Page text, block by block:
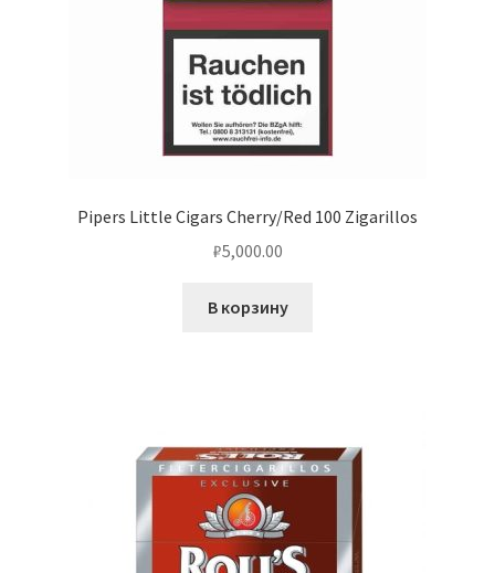
Pipers Little Cigars Cherry/Red 100 Zigarillos
₽5,000.00
В корзину